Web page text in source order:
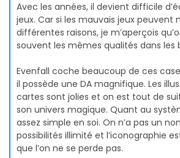
Avec les années, il devient difficile
jeux. Car si les mauvais jeux peuvent
différentes raisons, je m’aperçois
souvent les mêmes qualités dans les
Evenfall coche beaucoup de ces
il possède une DA magnifique. Les
cartes sont jolies et on est tout de
son univers magique. Quant au
assez simple en soi. On n’a pas un
possibilités illimité et l’iconographie
que l’on ne se perde pas.